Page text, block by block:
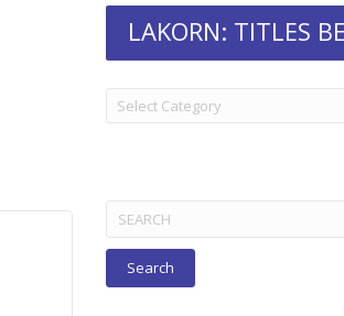
LAKORN: TITLES
LAKORN:
TITLES
Search
for: